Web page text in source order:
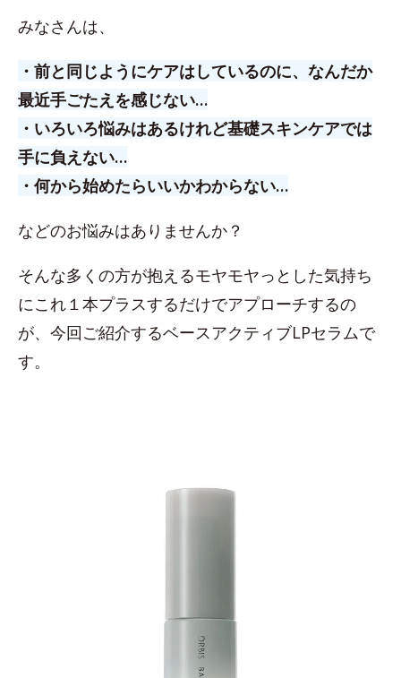
みなさんは、
・前と同じようにケアはしているのに、なんだか
最近手ごたえを感じない…
・いろいろ悩みはあるけれど基礎スキンケアでは
手に負えない…
・何から始めたらいいかわからない…
などのお悩みはありませんか？
そんな多くの方が抱えるモヤモヤっとした気持ち
にこれ１本プラスするだけでアプローチするの
が、今回ご紹介するベースアクティブLPセラムで
す。